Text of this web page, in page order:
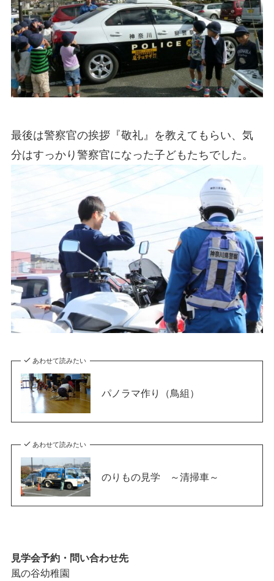
最後は警察官の挨拶『敬礼』を教えてもらい、気
分はすっかり警察官になった子どもたちでした。
あわせて読みたい
パノラマ作り（鳥組）
あわせて読みたい
のりもの見学 ～清掃車～
見学会予約・問い合わせ先
風の谷幼稚園